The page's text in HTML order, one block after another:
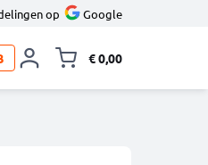
op Google
€ 0,00